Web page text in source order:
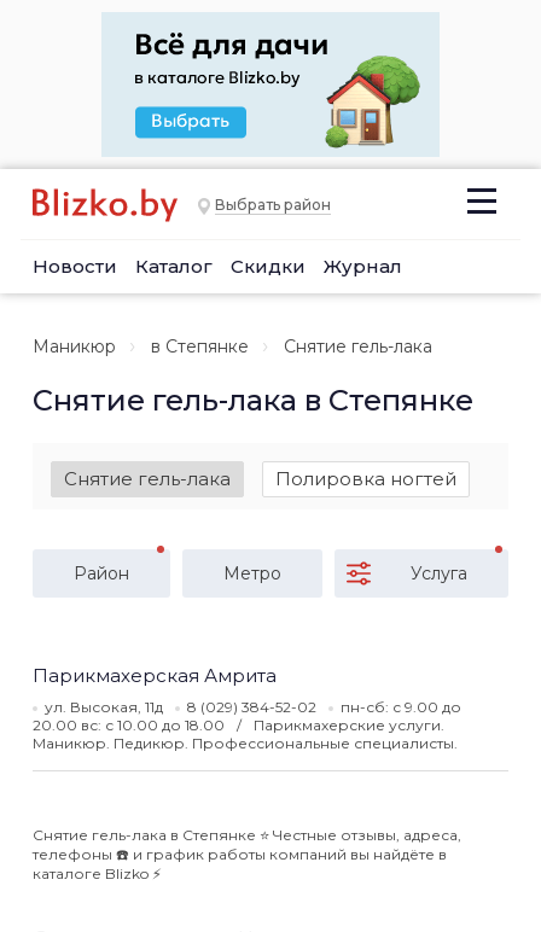
Выбрать район
Новости Каталог Скидки Журнал
Маникюр в Степянке Снятие гель-лака
Снятие гель-лака в Степянке
Снятие гель-лака Полировка ногтей
Район Метро Услуга
Парикмахерская Амрита
ул. Высокая, 11д 8 (029) 384-52-02
пн-сб: с 9.00 до
20.00 вс: с 10.00 до 18.00
Парикмахерские услуги.
Маникюр. Педикюр. Профессиональные специалисты.
Снятие гель-лака в Степянке ⭐️ Честные отзывы, адреса,
телефоны ☎️ и график работы компаний вы найдёте в
каталоге Blizko ⚡️